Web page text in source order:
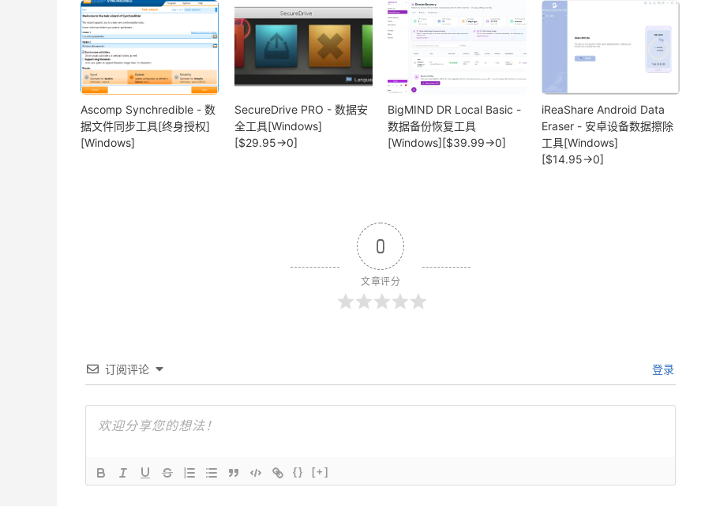
Ascomp Synchredible - 数
据文件同步工具[终身授权]
[Windows]
SecureDrive PRO - 数据安
全工具[Windows]
[$29.95→0]
BigMIND DR Local Basic -
数据备份恢复工具
[Windows][$39.99→0]
iReaShare Android Data
Eraser - 安卓设备数据擦除
工具[Windows]
[$14.95→0]
0
文章评分
订阅评论 登录
{} [+]